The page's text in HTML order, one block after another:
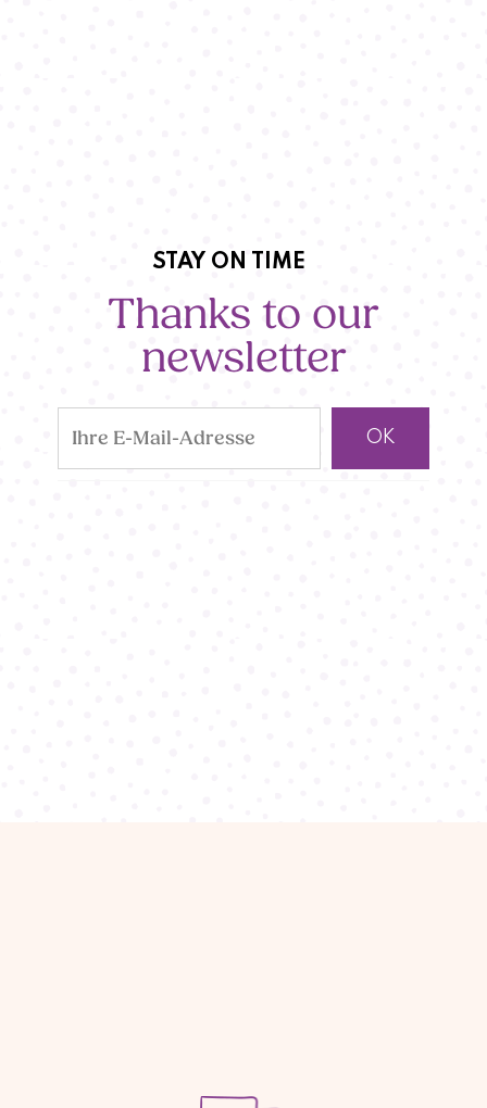
STAY ON TIME
Thanks to our
newsletter